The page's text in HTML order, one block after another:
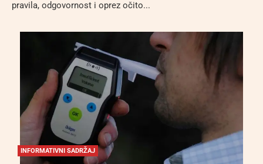
pravila, odgovornost i oprez očito...
INFORMATIVNI SADRŽAJ